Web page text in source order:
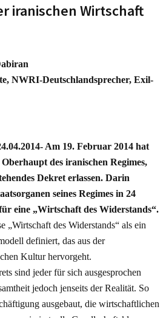
iranischen Wirtschaft
NWRI-Deutschlandsprecher, Exil-
Am 19. Februar 2014 hat
des iranischen Regimes,
Dekret erlassen. Darin
seines Regimes in 24
eine „Wirtschaft des Widerstands“.
„Wirtschaft des Widerstands“ als ein
definiert, das aus der
Kultur hervorgeht.
sind jeder für sich ausgesprochen
jedoch jenseits der Realität. So
ausgebaut, die wirtschaftlichen